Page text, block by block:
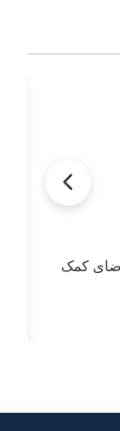
کمک